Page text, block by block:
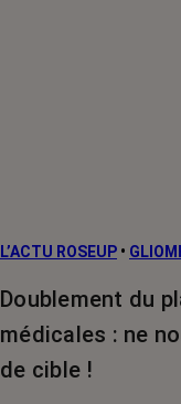
L’ACTU ROSEUP •
Doublement du
médicales : ne
de cible !